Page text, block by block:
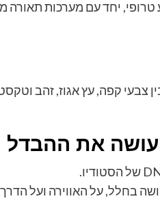
טרופי, יחד עם מערכות
קפה, עץ אגוז, זהב
את ההבדל
בחלל, על האווירה ועל